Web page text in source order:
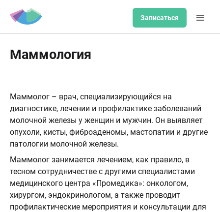
Записаться
Маммология
Маммолог – врач, специализирующийся на
диагностике, лечении и профилактике заболеваний
молочной железы у женщин и мужчин. Он выявляет
опухоли, кисты, фиброаденомы, мастопатии и другие
патологии молочной железы.
Маммолог занимается лечением, как правило, в
тесном сотрудничестве с другими специалистами
медицинского центра «Промедика»: онкологом,
хирургом, эндокринологом, а также проводит
профилактические мероприятия и консультации для